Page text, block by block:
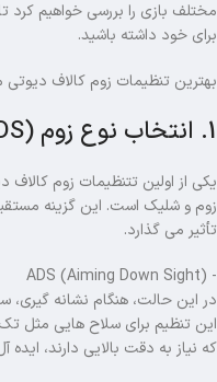
مختلف بازی را بررسی خواهیم
برای خود داشته باشید.
بهترین تنظیمات زوم کالاف دیوتی
1. انتخاب نوع زوم (ADS یا Hip Fire)
یکی از اولین تتنظیمات زوم
زوم و شلیک است. این گزینه
تأثیر می گذارد.
- ADS (Aiming Down Sight)
در این حالت، هنگام نشانه‌
این تنظیم برای سلاح هایی مثل تک‌
که نیاز به دقت بالایی دارند، ایده